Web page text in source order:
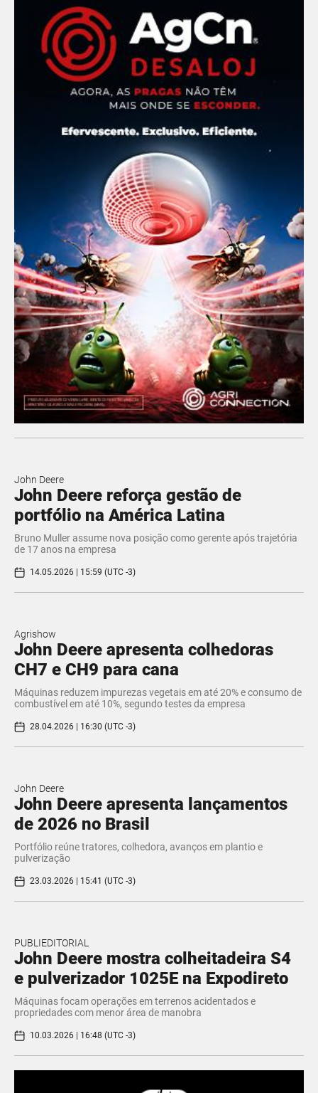
John Deere
John Deere reforça gestão de
portfólio na América Latina
Bruno Muller assume nova posição como gerente após trajetória
de 17 anos na empresa
14.05.2026 | 15:59 (UTC -3)
Agrishow
John Deere apresenta colhedoras
CH7 e CH9 para cana
Máquinas reduzem impurezas vegetais em até 20% e consumo de
combustível em até 10%, segundo testes da empresa
28.04.2026 | 16:30 (UTC -3)
John Deere
John Deere apresenta lançamentos
de 2026 no Brasil
Portfólio reúne tratores, colhedora, avanços em plantio e
pulverização
23.03.2026 | 15:41 (UTC -3)
PUBLIEDITORIAL
John Deere mostra colheitadeira S4
e pulverizador 1025E na Expodireto
Máquinas focam operações em terrenos acidentados e
propriedades com menor área de manobra
10.03.2026 | 16:48 (UTC -3)